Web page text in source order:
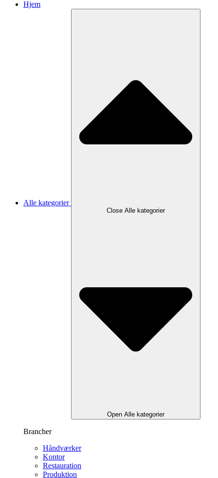
Hjem
Alle kategorier
Close Alle kategorier
Open Alle kategorier
Brancher
Håndværker
Kontor
Restauration
Produktion